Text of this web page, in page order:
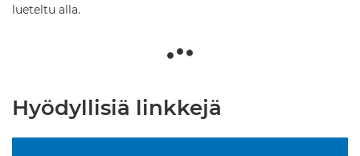
lueteltu alla.
Hyödyllisiä linkkejä